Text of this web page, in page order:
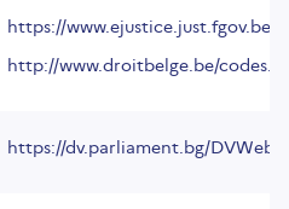
https://www.ejustice.just.fgov.be/
http://www.droitbelge.be/
https://dv.parliament.bg/DVWeb/